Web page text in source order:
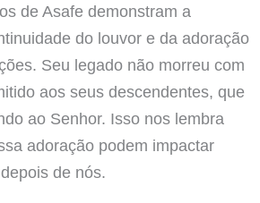
de Asafe demonstram a
do louvor e da adoração
Seu legado não morreu com
aos seus descendentes, que
ao Senhor. Isso nos lembra
adoração podem impactar
de nós.